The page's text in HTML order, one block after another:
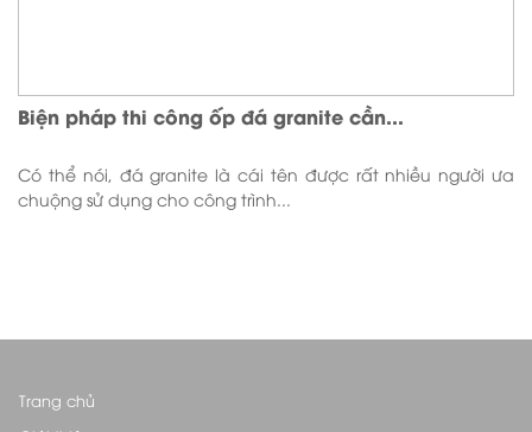
Biện pháp thi công ốp đá granite cần...
Có thể nói, đá granite là cái tên được rất nhiều người ưa
chuộng sử dụng cho công trình...
Trang chủ